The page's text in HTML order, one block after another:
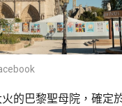
的巴黎聖母院，確定